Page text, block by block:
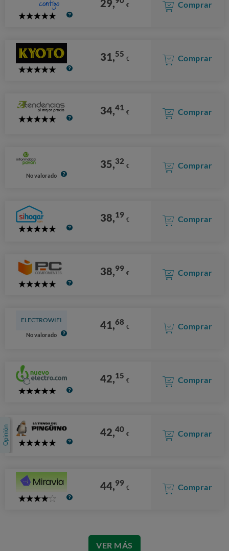
5
29, € Comprar
5
31,55 € Comprar
5
34,41 € Comprar
No valorado
35,32 € Comprar
5
38,19 € Comprar
5
38,99 € Comprar
ELECTROWIFI
No valorado
41,68 € Comprar
5
42,15 € Comprar
5
42,40 € Comprar
4
44,99 € Comprar
VER MÁS